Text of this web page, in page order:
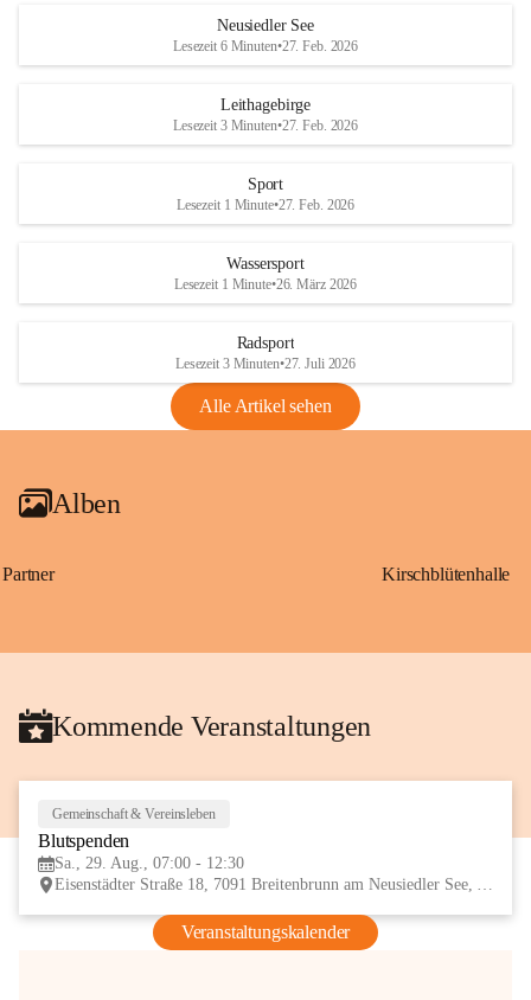
S
und den daraus folgenden wirtschaftlichen
Maßnahmen zur Bekämpfung
Rebe und der Amerikanischen
Anhang VBl. EU Nr. 18
1 Seite•1,4 MB
VBl. EU Nr. 18_2026
r
S
Neusiedler See
Lesezeit 6 Minuten•27. Feb. 2026
Leithagebirge
Lesezeit 3 Minuten•27. Feb. 2026
Sport
Lesezeit 1 Minute•27. Feb. 2026
Wassersport
Lesezeit 1 Minute•26. März 2026
Radsport
Lesezeit 3 Minuten•27. Juli 2026
Alle Artikel sehen
Alben
Partner Kirschblütenhalle
Kommende Veranstaltungen
Gemeinschaft & Vereinsleben
Blutspenden
Sa., 29. Aug., 07:00 - 12:30
Eisenstädter Straße 18, 7091 Breitenbrunn am Neusiedler See, AUT
Veranstaltungskalender